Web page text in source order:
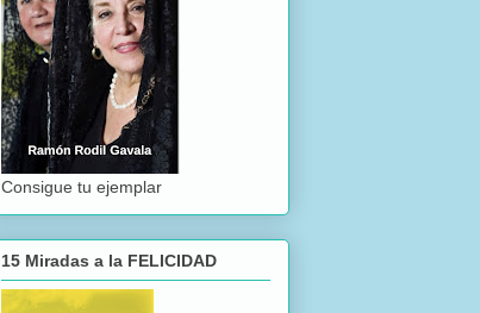
Consigue tu ejemplar
15 Miradas a la FELICIDAD